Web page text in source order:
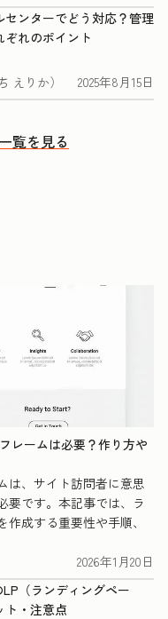
センターでどう対応？管理
れのポイント
えりか） 2025年8月15日
覧を見る
レームは必要？作り方や
は、サイト訪問者に意思
要です。本記事では、ラ
成する重要性や手順、
2026年1月20日
LP（ランディングペー
ト・注意点